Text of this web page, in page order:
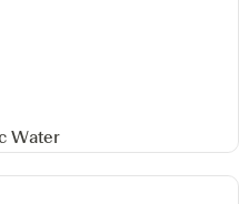
Water